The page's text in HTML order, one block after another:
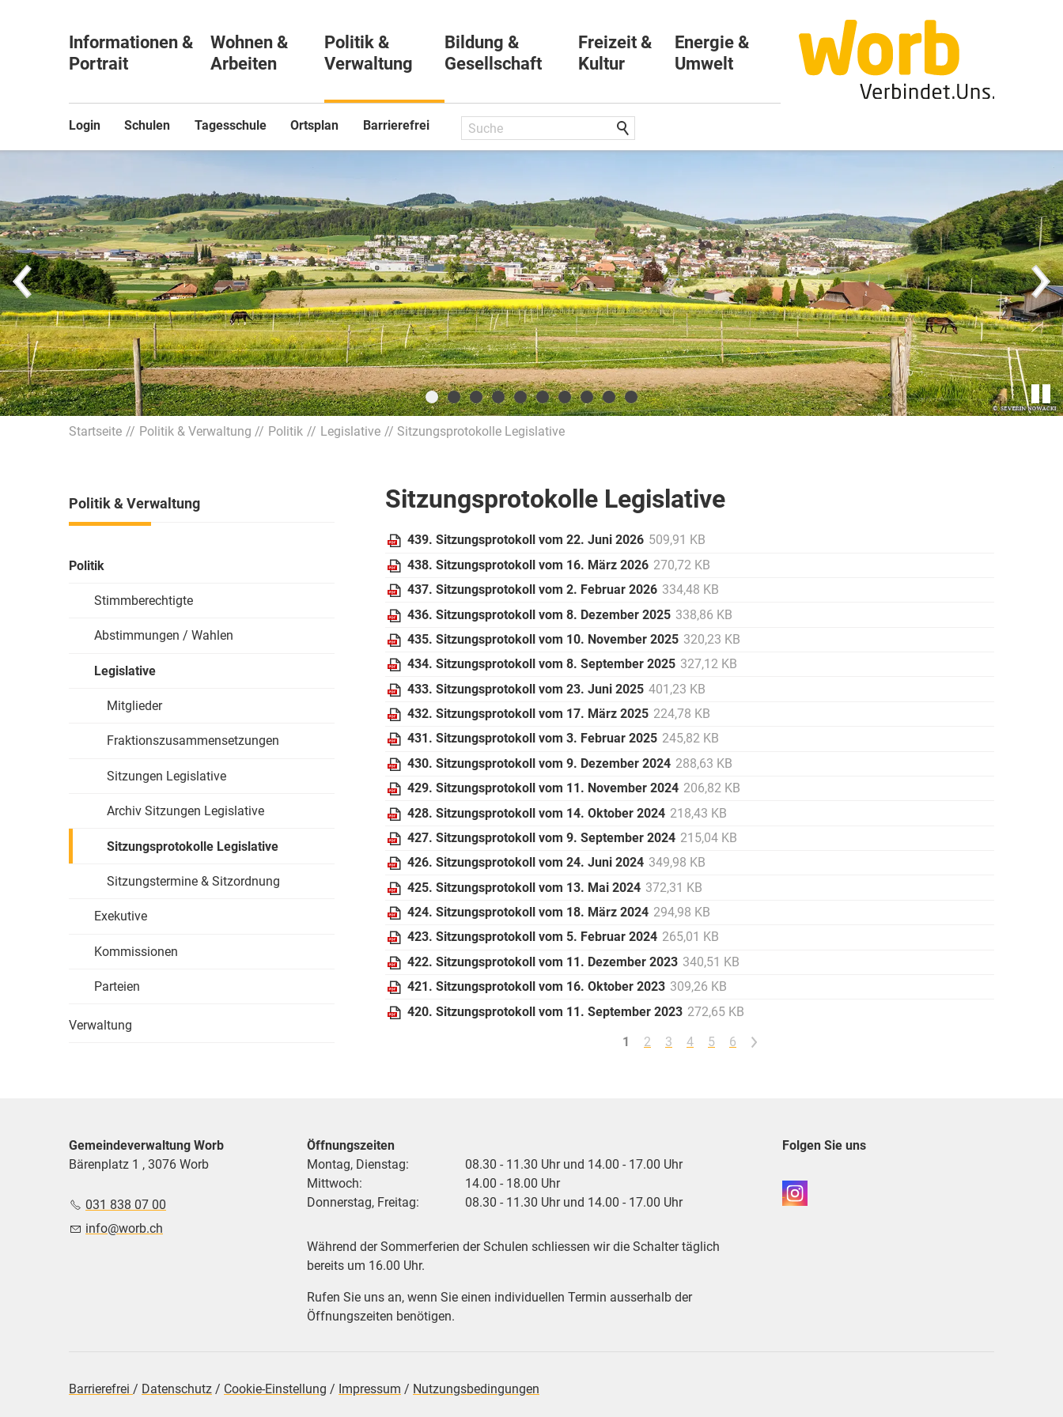
Login Schulen Tagesschule Ortsplan Barrierefrei
Informationen &
Portrait
Wohnen &
Arbeiten
Politik &
Verwaltung
Bildung &
Gesellschaft
Freizeit &
Kultur
Energie &
Umwelt
Startseite Politik & Verwaltung Politik Legislative Sitzungsprotokolle Legislative
Politik & Verwaltung
Politik
Stimmberechtigte
Abstimmungen / Wahlen
Legislative
Mitglieder
Fraktionszusammensetzungen
Sitzungen Legislative
Archiv Sitzungen Legislative
Sitzungsprotokolle Legislative
Sitzungstermine & Sitzordnung
Exekutive
Kommissionen
Parteien
Verwaltung
Sitzungsprotokolle Legislative
439. Sitzungsprotokoll vom 22. Juni 2026 509,91 KB
438. Sitzungsprotokoll vom 16. März 2026 270,72 KB
437. Sitzungsprotokoll vom 2. Februar 2026 334,48 KB
436. Sitzungsprotokoll vom 8. Dezember 2025 338,86 KB
435. Sitzungsprotokoll vom 10. November 2025 320,23 KB
434. Sitzungsprotokoll vom 8. September 2025 327,12 KB
433. Sitzungsprotokoll vom 23. Juni 2025 401,23 KB
432. Sitzungsprotokoll vom 17. März 2025 224,78 KB
431. Sitzungsprotokoll vom 3. Februar 2025 245,82 KB
430. Sitzungsprotokoll vom 9. Dezember 2024 288,63 KB
429. Sitzungsprotokoll vom 11. November 2024 206,82 KB
428. Sitzungsprotokoll vom 14. Oktober 2024 218,43 KB
427. Sitzungsprotokoll vom 9. September 2024 215,04 KB
426. Sitzungsprotokoll vom 24. Juni 2024 349,98 KB
425. Sitzungsprotokoll vom 13. Mai 2024 372,31 KB
424. Sitzungsprotokoll vom 18. März 2024 294,98 KB
423. Sitzungsprotokoll vom 5. Februar 2024 265,01 KB
422. Sitzungsprotokoll vom 11. Dezember 2023 340,51 KB
421. Sitzungsprotokoll vom 16. Oktober 2023 309,26 KB
420. Sitzungsprotokoll vom 11. September 2023 272,65 KB
1 2 3 4 5 6 >
Gemeindeverwaltung Worb
Bärenplatz 1 , 3076 Worb
031 838 07 00
nf
w rb ch
Öffnungszeiten
Montag, Dienstag:
Mittwoch:
Donnerstag, Freitag:
08.30 - 11.30 Uhr und 14.00 - 17.00 Uhr
14.00 - 18.00 Uhr
08.30 - 11.30 Uhr und 14.00 - 17.00 Uhr
Während der Sommerferien der Schulen schliessen wir die Schalter täglich
bereits um 16.00 Uhr.
Rufen Sie uns an, wenn Sie einen individuellen Termin ausserhalb der
Öffnungszeiten benötigen.
Folgen Sie uns
Barrierefrei / Datenschutz / Cookie-Einstellung / Impressum / Nutzungsbedingungen